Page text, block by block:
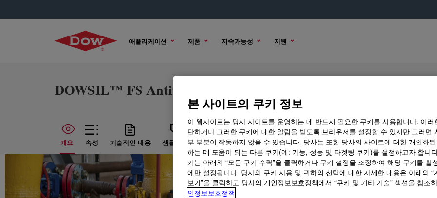
애플리케이션 제품 지속가능성 지원
DOWSIL™ FS Antifoam AFE
개요 속성 기술적인 내용 샘플 옵션 구매 옵션
본 사이트의 쿠키 정보
이 웹사이트는 당사 사이트를 운영하는 데 반드시 필요한 쿠키를 사용합니다. 이러
단하거나 그러한 쿠키에 대한 알림을 받도록 브라우저를 설정할 수 있지만 그러면
부 부분이 작동하지 않을 수 있습니다. 당사는 또한 당사의 사이트에 대한 개인화
하는 데 도움이 되는 다른 쿠키(예: 기능, 성능 및 타겟팅 쿠키)를 설정하고자 합니
키는 아래의 “모든 쿠키 수락”을 클릭하거나 쿠키 설정을 조정하여 해당 쿠키를 활
에만 설정됩니다. 당사의 쿠키 사용 및 귀하의 선택에 대한 자세한 내용은 아래의 “
보기”을 클릭하고 당사의 개인정보보호정책에서 “쿠키 및 기타 기술” 섹션을 참조
인정보보호정책